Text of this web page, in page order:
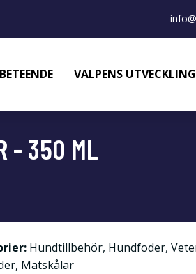
VALPENS UTVECKLING
- 350 ML
Hundtillbehör, Hundfoder,
, Matskålar